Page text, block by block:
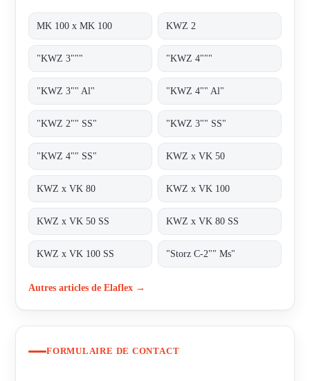
MK 100 x MK 100 KWZ 2
"KWZ 3""" "KWZ 4"""
"KWZ 3"" Al" "KWZ 4"" Al"
"KWZ 2"" SS" "KWZ 3"" SS"
"KWZ 4"" SS" KWZ x VK 50
KWZ x VK 80 KWZ x VK 100
KWZ x VK 50 SS KWZ x VK 80 SS
KWZ x VK 100 SS "Storz C-2"" Ms"
Autres articles de Elaflex →
FORMULAIRE DE CONTACT